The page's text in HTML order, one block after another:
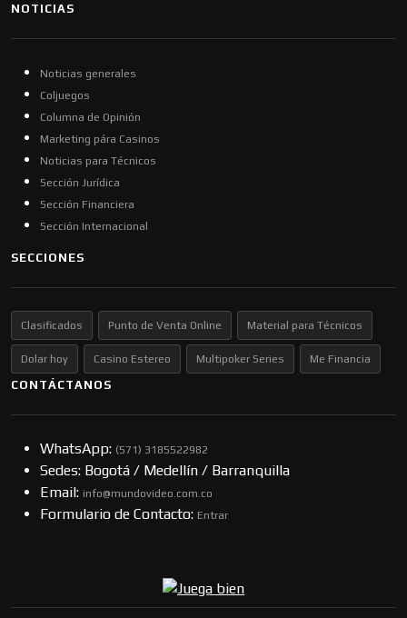
NOTICIAS
Noticias generales
Coljuegos
Columna de Opinión
Marketing pára Casinos
Noticias para Técnicos
Sección Jurídica
Sección Financiera
Sección Internacional
SECCIONES
Clasificados Punto de Venta Online Material para Técnicos
Dolar hoy Casino Estereo Multipoker Series Me Financia
CONTÁCTANOS
WhatsApp: (57​​1) 3185522982
Sedes: Bogotá / Medellín / Barranquilla
Email: info@mundovideo.com.co
Formulario de Contacto: Entrar